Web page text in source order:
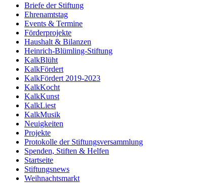
Briefe der Stiftung
Ehrenamtstag
Events & Termine
Förderprojekte
Haushalt & Bilanzen
Heinrich-Blümling-Stiftung
KalkBlüht
KalkFördert
KalkFördert 2019-2023
KalkKocht
KalkKunst
KalkLiest
KalkMusik
Neuigkeiten
Projekte
Protokolle der Stiftungsversammlung
Spenden, Stiften & Helfen
Startseite
Stiftungsnews
Weihnachtsmarkt